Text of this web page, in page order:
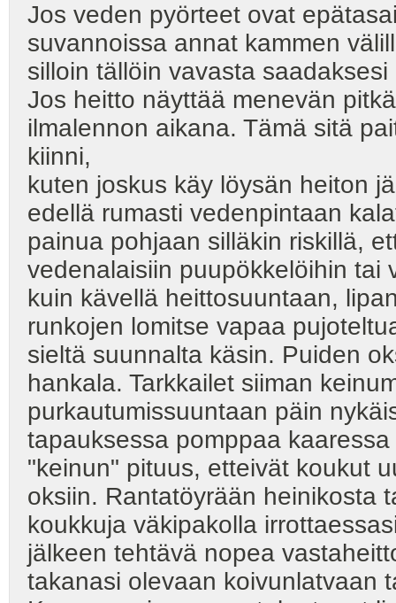
Jos veden pyörteet ovat
suvannoissa annat kammen
silloin tällöin vavasta
Jos heitto näyttää menevän
ilmalennon aikana. Tämä sitä
kiinni,
kuten joskus käy löysän heiton
edellä rumasti vedenpintaan
painua pohjaan silläkin riskillä,
vedenalaisiin puupökkelöihin tai
kuin kävellä heittosuuntaan,
runkojen lomitse vapaa
sieltä suunnalta käsin. Puiden
hankala. Tarkkailet siiman
purkautumissuuntaan päin
tapauksessa pomppaa
"keinun" pituus, etteivät koukut
oksiin. Rantatöyrään heinikosta
koukkuja väkipakolla
jälkeen tehtävä nopea
takanasi olevaan koivunlatvaan